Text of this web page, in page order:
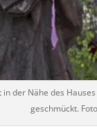
der Nähe des
geschmückt.